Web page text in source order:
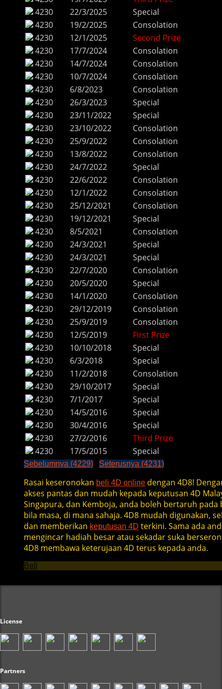
4230
22/3/2025
Special
4230
19/2/2025
Consolation
4230
12/1/2025
Second Prize
4230
17/7/2024
Consolation
4230
14/7/2024
Consolation
4230
10/7/2024
Consolation
4230
6/8/2023
Consolation
4230
26/3/2023
Special
4230
23/11/2022
Special
4230
23/10/2022
Consolation
4230
25/9/2022
Consolation
4230
13/8/2022
Consolation
4230
24/7/2022
Special
4230
22/6/2022
Consolation
4230
12/1/2022
Consolation
4230
25/12/2021
Consolation
4230
19/12/2021
Special
4230
8/5/2021
Consolation
4230
24/3/2021
Special
4230
24/3/2021
Special
4230
22/7/2020
Consolation
4230
20/5/2020
Special
4230
14/1/2020
Consolation
4230
29/12/2019
Consolation
4230
25/9/2019
Consolation
4230
12/5/2019
First Prize
4230
10/10/2018
Special
4230
6/3/2018
Special
4230
11/2/2018
Consolation
4230
29/10/2017
Special
4230
7/1/2017
Special
4230
14/5/2016
Special
4230
30/4/2016
Special
4230
27/2/2016
Third Prize
4230
17/5/2015 Special
Sebelumnya (4229) Seterusnya (4231)
Rasai keseronokan beli 4D online dengan 4D8!
akses pantas dan mudah kepada keputusan 4D
Singapura, dan Kemboja, anda boleh bertaruh pada
bila masa, di mana sahaja. 4D8 mudah digunakan,
dan memberikan keputusan 4D terkini. Sama ada
mengincar hadiah besar atau sekadar suka
4D8 membawa keterujaan 4D terus kepada anda.
Beli
License
Partners